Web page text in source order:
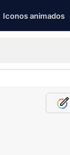
Iconos animados